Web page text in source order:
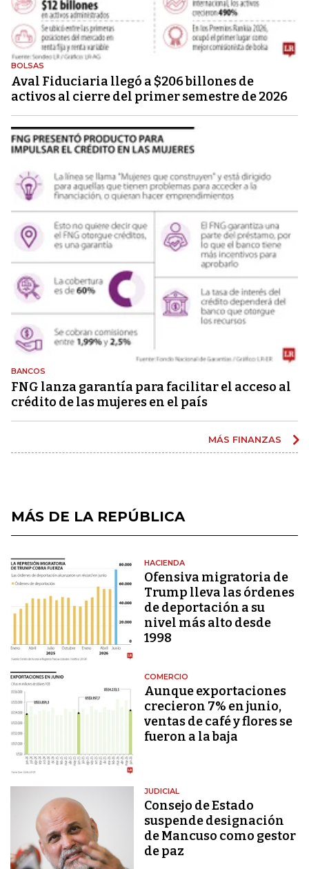
BOLSAS
Aval Fiduciaria llegó a $206 billones de
activos al cierre del primer semestre de 2026
BANCOS
FNG lanza garantía para facilitar el acceso al
crédito de las mujeres en el país
MÁS FINANZAS
MÁS DE LA REPÚBLICA
HACIENDA
Ofensiva migratoria de
Trump lleva las órdenes
de deportación a su
nivel más alto desde
1998
COMERCIO
Aunque exportaciones
crecieron 7% en junio,
ventas de café y flores se
fueron a la baja
JUDICIAL
Consejo de Estado
suspende designación
de Mancuso como gestor
de paz